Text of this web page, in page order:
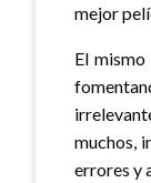
mejor
El
muchos,
errores y